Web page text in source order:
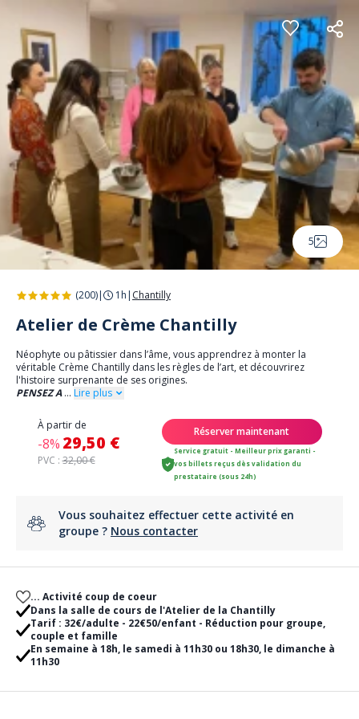
Panneau de gestion des cookies
5
(200)| 1h | Chantilly
Atelier de Crème Chantilly
Néophyte ou pâtissier dans l’âme, vous apprendrez à monter la
véritable Crème Chantilly dans les règles de l’art, et découvrirez
l'histoire surprenante de ses origines.
PENSEZ A ... Lire plus
À partir de
-8% 29,50 €
PVC :32,00 €
Réserver maintenant
Service gratuit - Meilleur prix garanti -
vos billets reçus dès validation du
prestataire (sous 24h)
Vous souhaitez effectuer cette activité en
groupe ? Nous contacter
... Activité coup de coeur
Dans la salle de cours de l'Atelier de la Chantilly
Tarif : 32€/adulte - 22€50/enfant - Réduction pour groupe,
couple et famille
En semaine à 18h, le samedi à 11h30 ou 18h30, le dimanche à
11h30